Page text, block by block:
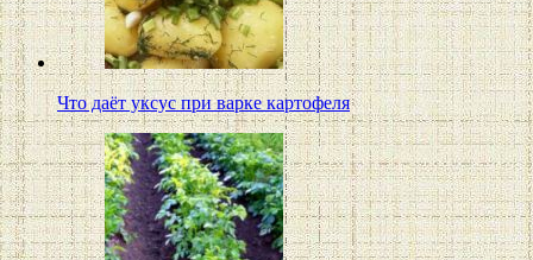
Что даёт уксус при варке картофеля